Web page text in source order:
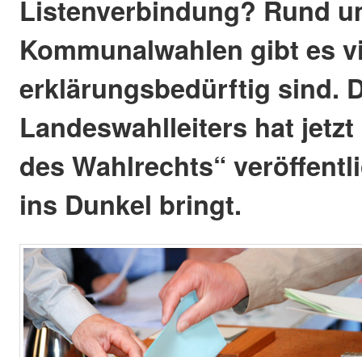
Listenverbindung? Rund
Kommunalwahlen gibt es
erklärungsbedürftig sind.
Landeswahlleiters hat
des Wahlrechts“
ins Dunkel bringt.